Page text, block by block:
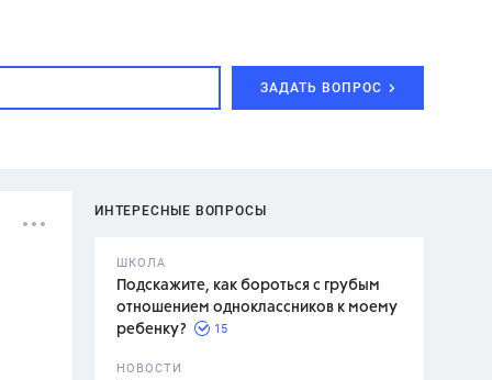
ЗАДАТЬ ВОПРОС
ИНТЕРЕСНЫЕ ВОПРОСЫ
ШКОЛА
Подскажите, как бороться с грубым
отношением одноклассников к моему
ребенку?
15
НОВОСТИ